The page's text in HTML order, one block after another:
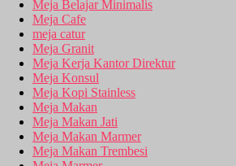
Meja Belajar Minimalis
Meja Cafe
meja catur
Meja Granit
Meja Kerja Kantor Direktur
Meja Konsul
Meja Kopi Stainless
Meja Makan
Meja Makan Jati
Meja Makan Marmer
Meja Makan Trembesi